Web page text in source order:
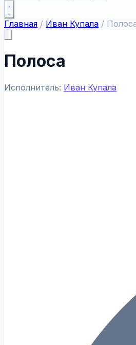
Главная / Иван Купала /
Полоса
Исполнитель: Иван Купала